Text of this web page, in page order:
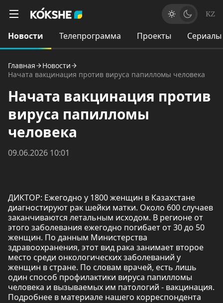
KZ
Новости Телепрограмма Проекты Сериалы
Главная
Новости
Начата вакцинация против вируса папилломы человека
Начата вакцинация против
вируса папилломы
человека
09.06.2026 10:01
ДИКТОР: Ежегодно у 1800 женщин в Казахстане
диагностируют рак шейки матки. Около 600 случаев
заканчиваются летальным исходом. В регионе от
этого заболевания ежегодно погибает от 30 до 50
женщин. По данным Министерства
здравоохранения, этот вид рака занимает второе
место среди онкологических заболеваний у
женщин в стране. По словам врачей, есть лишь
один способ профилактики вируса папилломы
человека и вызываемых им патологий - вакцинация.
Подробнее в материале нашего корреспондента